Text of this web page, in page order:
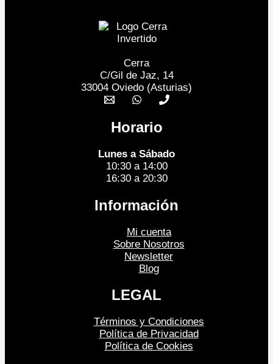
Cerra
C/Gil de Jaz, 14
33004 Oviedo (Asturias)
Horario
Lunes a Sábado
10:30 a 14:00
16:30 a 20:30
Información
Mi cuenta
Sobre Nosotros
Newsletter
Blog
LEGAL
Términos y Condiciones
Política de Privacidad
Política de Cookies